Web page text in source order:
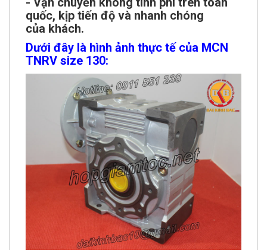
quốc, kịp tiến độ và nhanh chóng
của khách.
Dưới đây là hình ảnh thực tế của MCN
TNRV size 130: